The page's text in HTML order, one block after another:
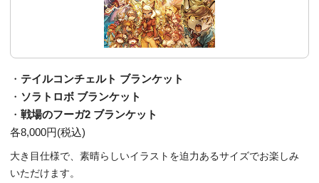
・ テイルコンチェルト ブランケット
・ ソラトロボ ブランケット
・戦場のフーガ2 ブランケット
各8,000円(税込)
大き目仕様で、素晴らしいイラストを迫力あるサイズでお楽しみ
いただけます。​​